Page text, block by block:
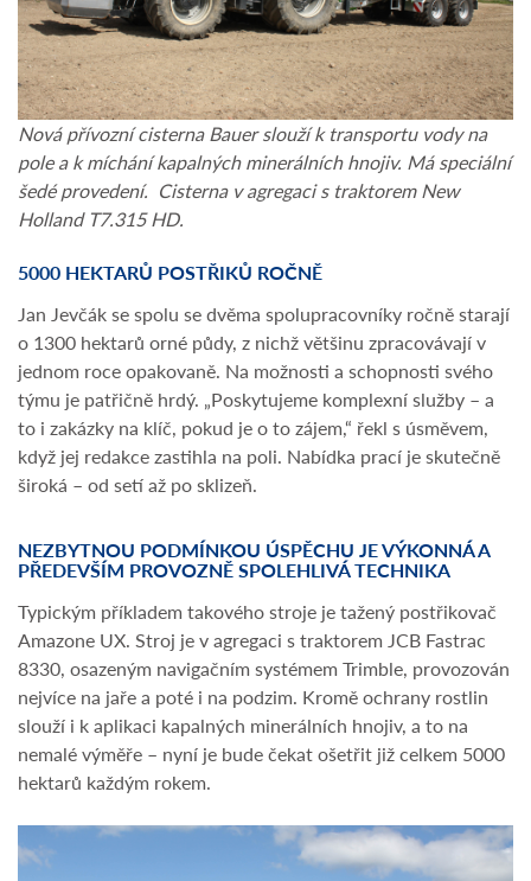
Nová přívozní cisterna Bauer slouží k transportu vody na
pole a k míchání kapalných minerálních hnojiv. Má speciální
šedé provedení. Cisterna v agregaci s traktorem New
Holland T7.315 HD.
5000 HEKTARŮ POSTŘIKŮ ROČNĚ
Jan Jevčák se spolu se dvěma spolupracovníky ročně starají
o 1300 hektarů orné půdy, z nichž většinu zpracovávají v
jednom roce opakovaně. Na možnosti a schopnosti svého
týmu je patřičně hrdý. „Poskytujeme komplexní služby – a
to i zakázky na klíč, pokud je o to zájem,“ řekl s úsměvem,
když jej redakce zastihla na poli. Nabídka prací je skutečně
široká – od setí až po sklizeň.
NEZBYTNOU PODMÍNKOU ÚSPĚCHU JE VÝKONNÁ A
PŘEDEVŠÍM PROVOZNĚ SPOLEHLIVÁ TECHNIKA
Typickým příkladem takového stroje je tažený postřikovač
Amazone UX. Stroj je v agregaci s traktorem JCB Fastrac
8330, osazeným navigačním systémem Trimble, provozován
nejvíce na jaře a poté i na podzim. Kromě ochrany rostlin
slouží i k aplikaci kapalných minerálních hnojiv, a to na
nemalé výměře – nyní je bude čekat ošetřit již celkem 5000
hektarů každým rokem.